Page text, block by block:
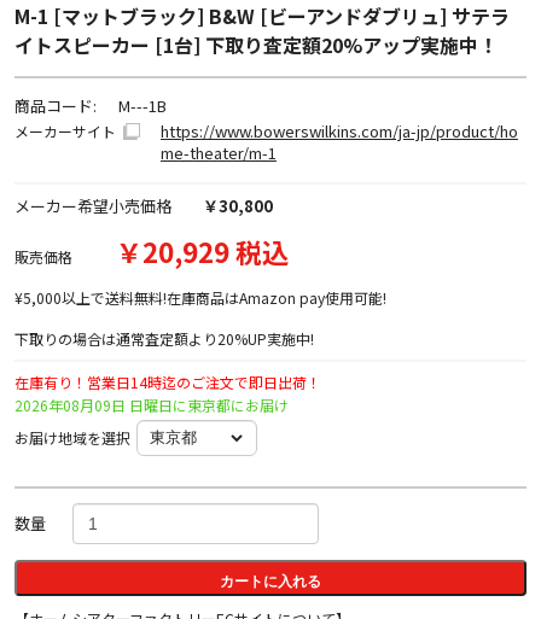
M-1 [マットブラック] B&W [ビーアンドダブリュ] サテラ
イトスピーカー [1台] 下取り査定額20%アップ実施中！
商品コード: M---1B
メーカーサイト
https://www.bowerswilkins.com/ja-jp/product/ho
me-theater/m-1
メーカー希望小売価格 ￥30,800
販売価格 ￥20,929 税込
¥5,000以上で送料無料!在庫商品はAmazon pay使用可能!
下取りの場合は通常査定額より20%UP実施中!
在庫有り！営業日14時迄のご注文で即日出荷！
2026年08月09日 日曜日に東京都にお届け
お届け地域を選択
数量
カートに入れる